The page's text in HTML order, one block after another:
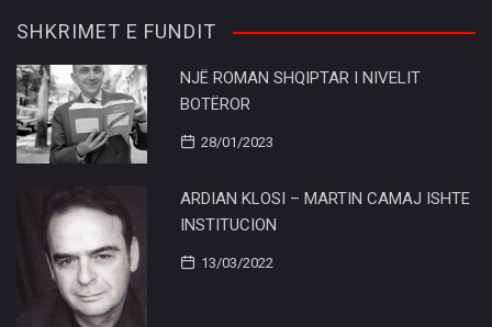
SHKRIMET E FUNDIT
NJË ROMAN SHQIPTAR I NIVELIT
BOTËROR
28/01/2023
ARDIAN KLOSI – MARTIN CAMAJ ISHTE
INSTITUCION
13/03/2022